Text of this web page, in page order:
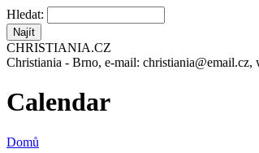
Hledat:
CHRISTIANIA.CZ
Christiania - Brno, e-mail: christiania@email.cz,
Calendar
Domů